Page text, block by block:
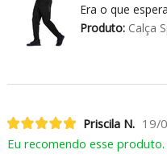
Era o que
Produto:Calça
Priscila N. 19/
Eu recomendo esse produto.